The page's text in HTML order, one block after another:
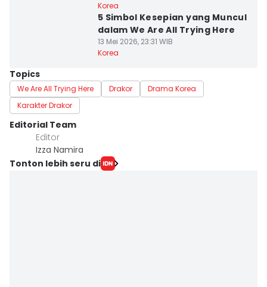
Korea
5 Simbol Kesepian yang Muncul
dalam We Are All Trying Here
13 Mei 2026, 23:31 WIB
Korea
Topics
We Are All Trying Here Drakor
Drama Korea
Karakter Drakor
Editorial Team
Editor
Izza Namira
Tonton lebih seru di